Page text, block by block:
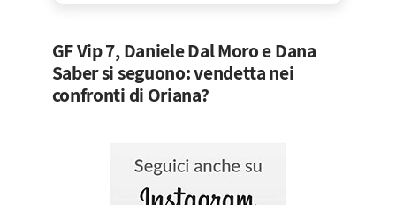
GF Vip 7, Daniele Dal Moro e Dana
Saber si seguono: vendetta nei
confronti di Oriana?